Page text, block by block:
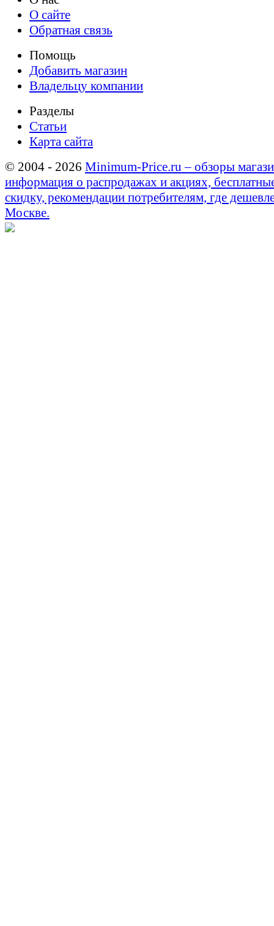
О сайте
Обратная связь
Помощь
Добавить магазин
Владельцу компании
Разделы
Статьи
Карта сайта
© 2004 - 2026 Minimum-Price.ru – обзоры
информация о распродажах и акциях,
скидку, рекомендации потребителям, где
Москве.